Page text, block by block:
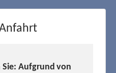
Aufgrund von